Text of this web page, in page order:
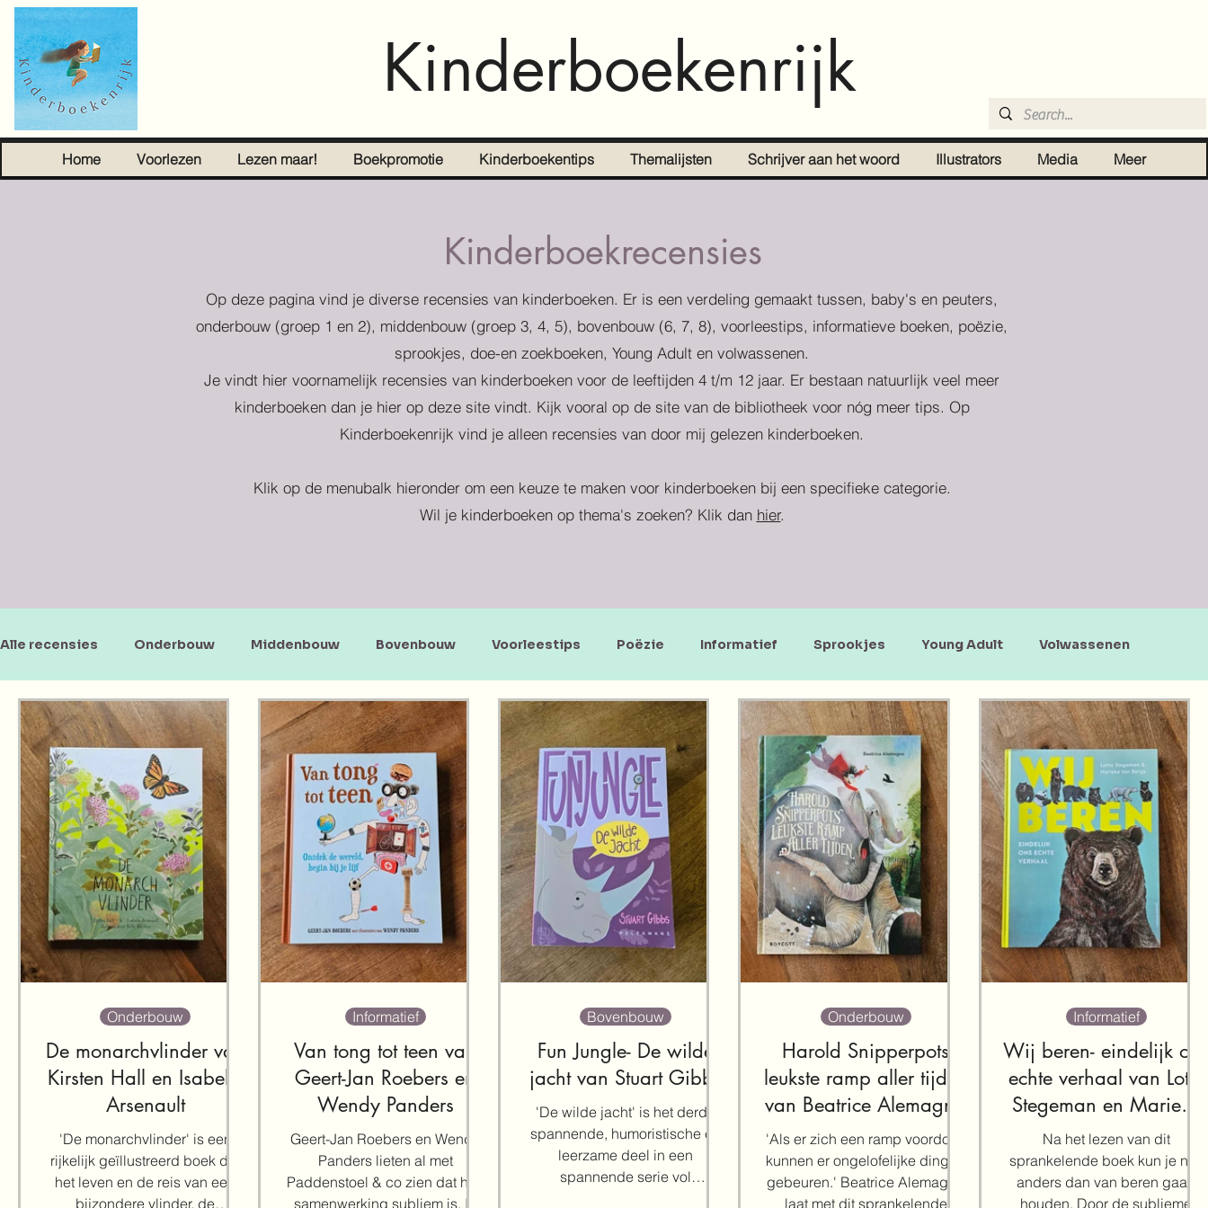
Kinderboekenrijk
Home Voorlezen Lezen maar! Boekpromotie Kinderboekentips Themalijsten Schrijver aan het woord Illustrators Media Meer
Kinderboekrecensies
Op deze pagina vind je diverse recensies van kinderboeken. Er is een verdeling gemaakt tussen, baby's en peuters,
onderbouw (groep 1 en 2), middenbouw (groep 3, 4, 5), bovenbouw (6, 7, 8), voorleestips, informatieve boeken, poëzie,
sprookjes, doe-en zoekboeken, Young Adult en volwassenen.
Je vindt hier voornamelijk recensies van kinderboeken voor de leeftijden 4 t/m 12 jaar. Er bestaan natuurlijk veel meer
kinderboeken dan je hier op deze site vindt. Kijk vooral op de site van de bibliotheek voor nóg meer tips. Op
Kinderboekenrijk vind je alleen recensies van door mij gelezen kinderboeken.
Klik op de menubalk hieronder om een keuze te maken voor kinderboeken bij een specifieke categorie.
Wil je kinderboeken op thema's zoeken? Klik dan hier.
Alle recensies Onderbouw Middenbouw Bovenbouw Voorleestips Poëzie Informatief Sprookjes Young Adult Volwassenen
Doe-en zoekboeken Baby's en peuters
De monarchvlinder van
Kirsten Hall en Isabelle
Arsenault
'De monarchvlinder' is een
rijkelijk geïllustreerd boek dat
het leven en de reis van een
bijzondere vlinder, de
Onderbouw
Van tong tot teen van
Geert-Jan Roebers en
Wendy Panders
Geert-Jan Roebers en Wendy
Panders lieten al met
Paddenstoel & co zien dat hun
samenwerking subliem is. In
Informatief
Fun Jungle- De wilde
jacht van Stuart Gibbs
'De wilde jacht' is het derde
spannende, humoristische en
leerzame deel in een
spannende serie vol
Bovenbouw
Harold Snipperpots
leukste ramp aller tijden
van Beatrice Alemagna
'Als er zich een ramp voordoet,
kunnen er ongelofelijke dingen
gebeuren.' Beatrice Alemagna
laat met dit sprankelende
Onderbouw
Wij beren- eindelijk ons
echte verhaal van Lotte
Stegeman en Marieke
ten Berge
Na het lezen van dit
sprankelende boek kun je niet
anders dan van beren gaan
houden. Door de sublieme
Informatief